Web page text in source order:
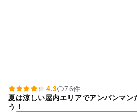
4.3
76件
夏は涼しい屋内エリアでアンパンマン
う！